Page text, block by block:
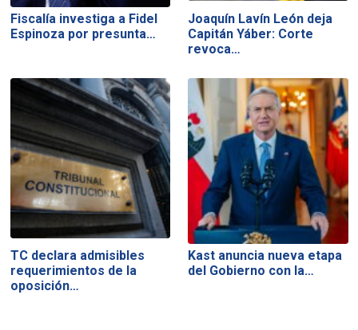
Fiscalía investiga a Fidel
Espinoza por presunta…
Joaquín Lavín León deja
Capitán Yáber: Corte
revoca…
TC declara admisibles
requerimientos de la
oposición…
Kast anuncia nueva etapa
del Gobierno con la…